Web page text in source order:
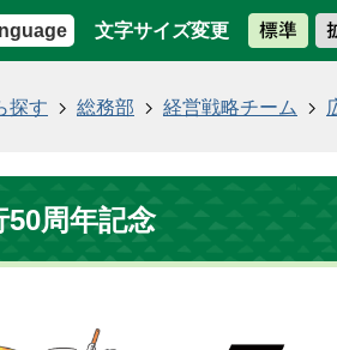
文字サイズ変更
探す 総務部 経営戦略チーム
50周年記念